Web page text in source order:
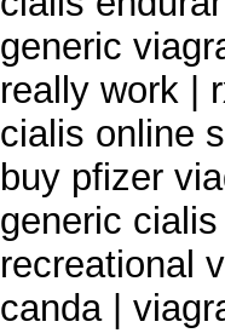
generic
really work |
cialis online
buy pfizer
generic
recreational
canda |